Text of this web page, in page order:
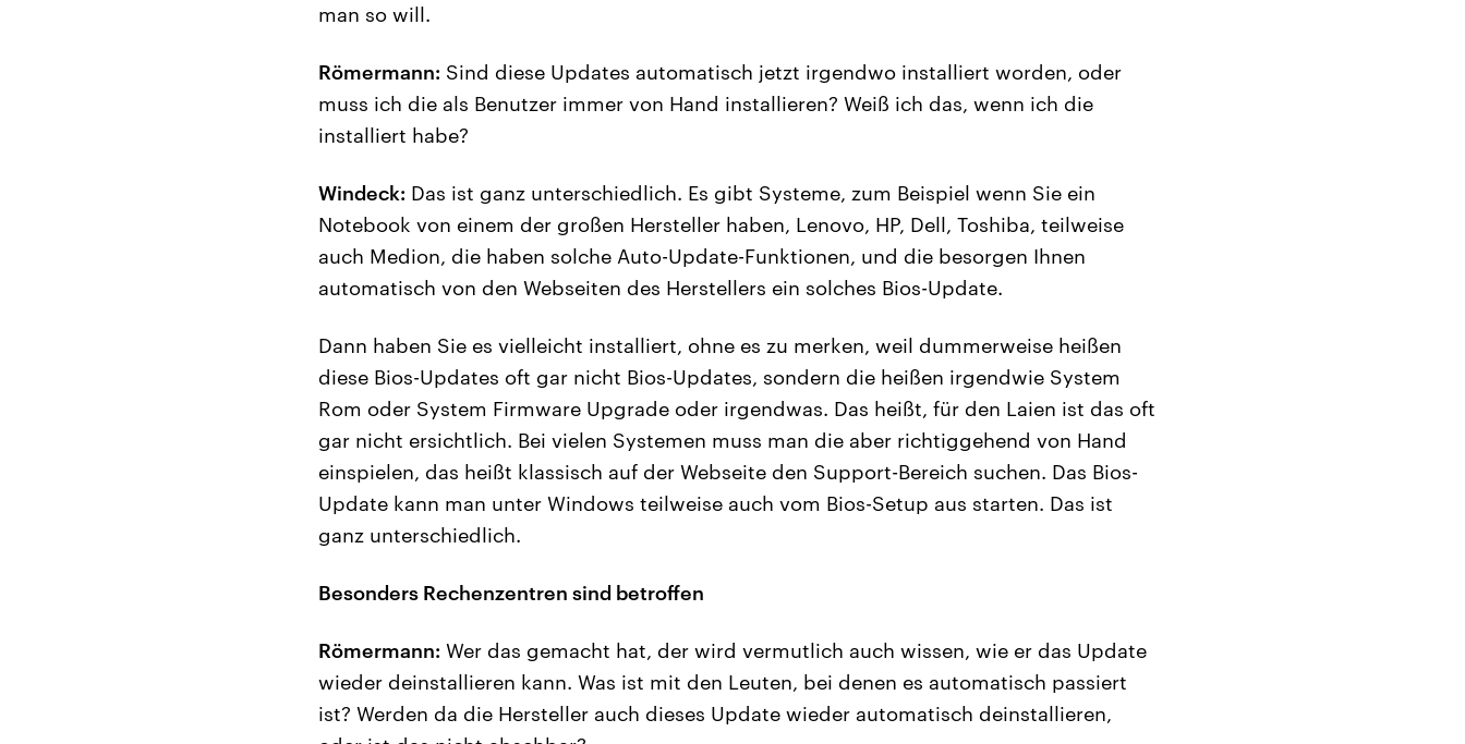
man so will.
Römermann: Sind diese Updates automatisch jetzt irgendwo installiert worden, oder
muss ich die als Benutzer immer von Hand installieren? Weiß ich das, wenn ich die
installiert habe?
Windeck: Das ist ganz unterschiedlich. Es gibt Systeme, zum Beispiel wenn Sie ein
Notebook von einem der großen Hersteller haben, Lenovo, HP, Dell, Toshiba, teilweise
auch Medion, die haben solche Auto-Update-Funktionen, und die besorgen Ihnen
automatisch von den Webseiten des Herstellers ein solches Bios-Update.
Dann haben Sie es vielleicht installiert, ohne es zu merken, weil dummerweise heißen
diese Bios-Updates oft gar nicht Bios-Updates, sondern die heißen irgendwie System
Rom oder System Firmware Upgrade oder irgendwas. Das heißt, für den Laien ist das oft
gar nicht ersichtlich. Bei vielen Systemen muss man die aber richtiggehend von Hand
einspielen, das heißt klassisch auf der Webseite den Support-Bereich suchen. Das Bios-
Update kann man unter Windows teilweise auch vom Bios-Setup aus starten. Das ist
ganz unterschiedlich.
Besonders Rechenzentren sind betroffen
Römermann: Wer das gemacht hat, der wird vermutlich auch wissen, wie er das Update
wieder deinstallieren kann. Was ist mit den Leuten, bei denen es automatisch passiert
ist? Werden da die Hersteller auch dieses Update wieder automatisch deinstallieren,